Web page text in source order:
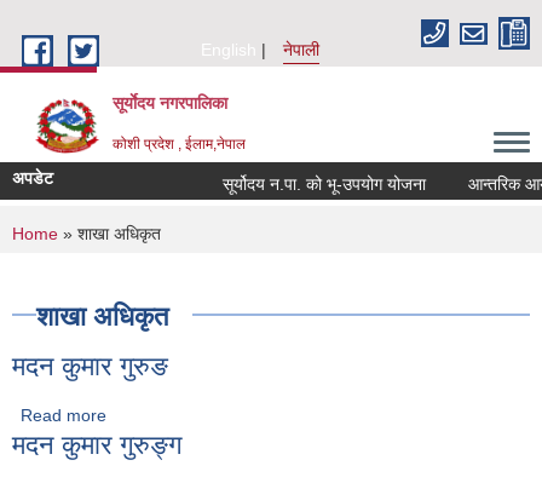
English
नेपाली
सूर्याेदय नगरपालिका
कोशी प्रदेश , ईलाम,नेपाल
अपडेट सूर्योदय न.पा. को भू-उपयोग योजना आन्तरिक आय
You are here
Home » शाखा अधिकृत
शाखा अधिकृत
मदन कुमार गुरुङ
Read more
मदन कुमार गुरुङ्ग